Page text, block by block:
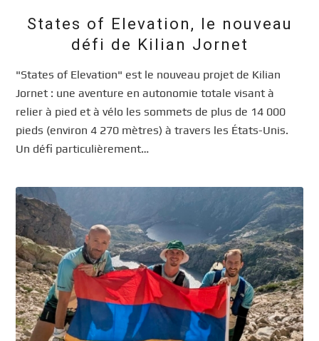
States of Elevation, le nouveau
défi de Kilian Jornet
"States of Elevation" est le nouveau projet de Kilian
Jornet : une aventure en autonomie totale visant à
relier à pied et à vélo les sommets de plus de 14 000
pieds (environ 4 270 mètres) à travers les États-Unis.
Un défi particulièrement…